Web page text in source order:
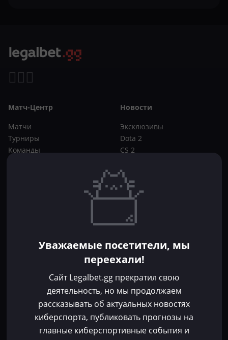
Матч-Центр
Матчи
Турниры
Команды
Новости
Эксклюзивы
Dota 2
CS 2
Букмекеры
CS 2
Фрибеты
Без депозита
Контакты
Пользовательское соглашение
Политика конфиденциальности
Уважаемые посетители, мы
переехали!
Сайт Legalbet.gg прекратил свою
деятельность, но мы продолжаем
рассказывать об актуальных новостях
киберспорта, публиковать прогнозы на
главные киберспортивные события и